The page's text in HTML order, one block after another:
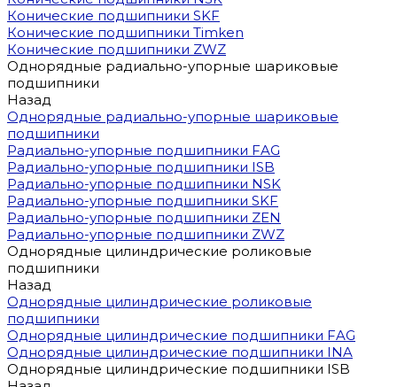
Конические подшипники SKF
Конические подшипники Timken
Конические подшипники ZWZ
Однорядные радиально-упорные шариковые
подшипники
Назад
Однорядные радиально-упорные шариковые
подшипники
Радиально-упорные подшипники FAG
Радиально-упорные подшипники ISB
Радиально-упорные подшипники NSK
Радиально-упорные подшипники SKF
Радиально-упорные подшипники ZEN
Радиально-упорные подшипники ZWZ
Однорядные цилиндрические роликовые
подшипники
Назад
Однорядные цилиндрические роликовые
подшипники
Однорядные цилиндрические подшипники FAG
Однорядные цилиндрические подшипники INA
Однорядные цилиндрические подшипники ISB